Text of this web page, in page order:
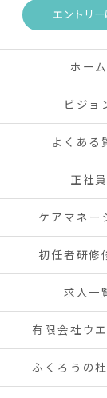
エントリー
ホーム
ビジョ
よくある
正社員
ケアマネー
初任者研修
求人一
有限会社ウ
ふくろうの